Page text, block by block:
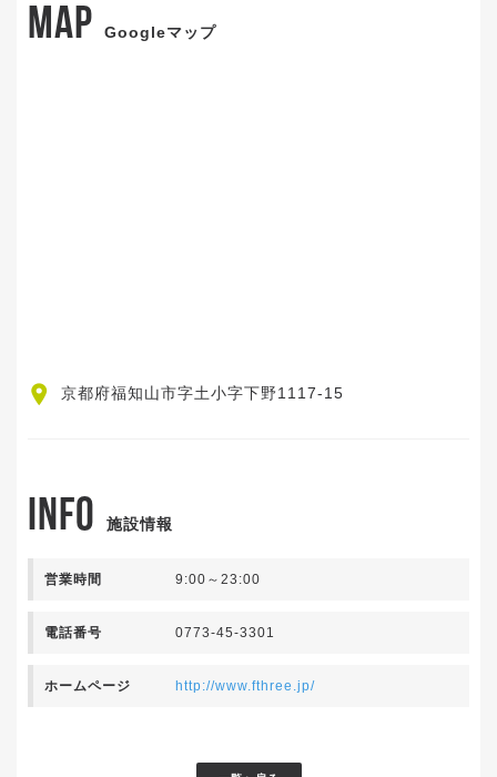
MAP Googleマップ
京都府福知山市字土小字下野1117-15
INFO 施設情報
営業時間 9:00～23:00
電話番号 0773-45-3301
ホームページ http://www.fthree.jp/